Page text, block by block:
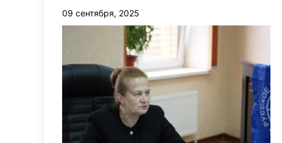
09 сентября, 2025